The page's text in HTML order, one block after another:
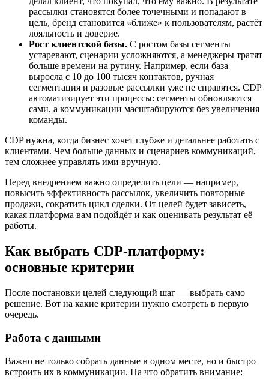
рассылки становятся более точечными и попадают в
цель, бренд становится «ближе» к пользователям, растёт
лояльность и доверие.
Рост клиентской базы. С ростом базы сегменты
устаревают, сценарии усложняются, а менеджеры тратят
больше времени на рутину. Например, если база
выросла с 10 до 100 тысяч контактов, ручная
сегментация и разовые рассылки уже не справятся. CDP
автоматизирует эти процессы: сегменты обновляются
сами, а коммуникации масштабируются без увеличения
команды.
CDP нужна, когда бизнес хочет глубже и детальнее работать с
клиентами. Чем больше данных и сценариев коммуникаций,
тем сложнее управлять ими вручную.
Перед внедрением важно определить цели — например,
повысить эффективность рассылок, увеличить повторные
продажи, сократить цикл сделки. От целей будет зависеть,
какая платформа вам подойдёт и как оценивать результат её
работы.
Как выбрать CDP-платформу:
основные критерии
После постановки целей следующий шаг — выбрать само
решение. Вот на какие критерии нужно смотреть в первую
очередь.
Работа с данными
Важно не только собрать данные в одном месте, но и быстро
встроить их в коммуникации. На что обратить внимание: